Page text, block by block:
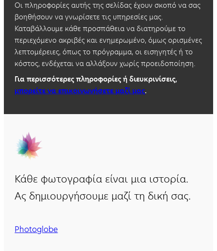
Οι πληροφορίες αυτής της σελίδας έχουν σκοπό να σας
βοηθήσουν να γνωρίσετε τις υπηρεσίες μας.
Καταβάλλουμε κάθε προσπάθεια να διατηρούμε το
περιεχόμενο ακριβές και ενημερωμένο, όμως ορισμένες
λεπτομέρειες, όπως το πρόγραμμα, οι εισηγητές ή το
κόστος, ενδέχεται να αλλάξουν χωρίς προειδοποίηση.
Για περισσότερες πληροφορίες ή διευκρινίσεις,
μπορείτε να επικοινωνήσετε μαζί μας.
Κάθε φωτογραφία είναι μια ιστορία.
Ας δημιουργήσουμε μαζί τη δική σας.
Photoglobe